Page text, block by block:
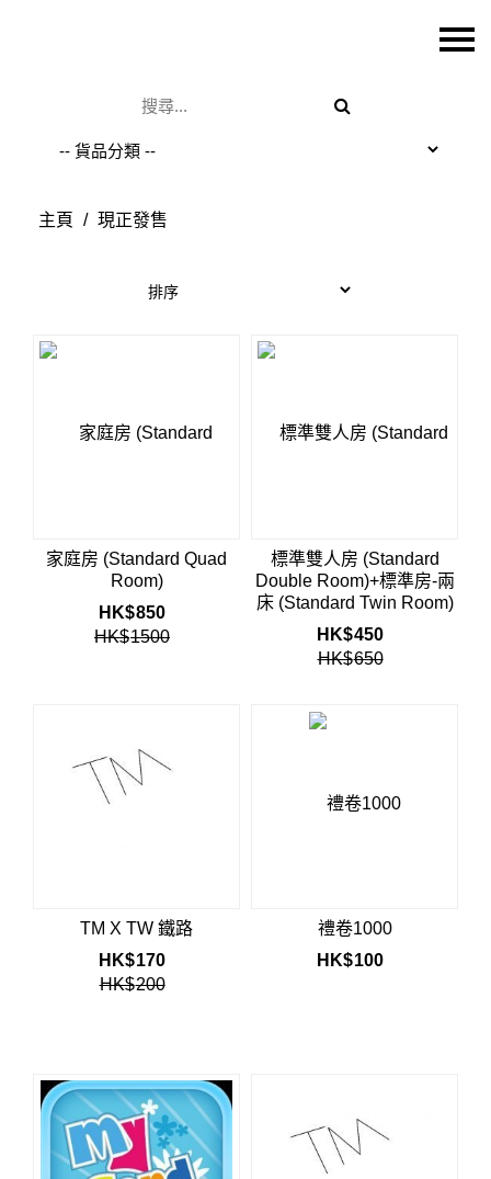
特價貨品
用戶
主頁 / 現正發售
家庭房 (Standard Quad
Room)
HK$850
HK$1500
標準雙人房 (Standard
Double Room)+標準房-兩
床 (Standard Twin Room)
HK$450
HK$650
TM X TW 鐵路
HK$170
HK$200
禮卷1000
HK$100